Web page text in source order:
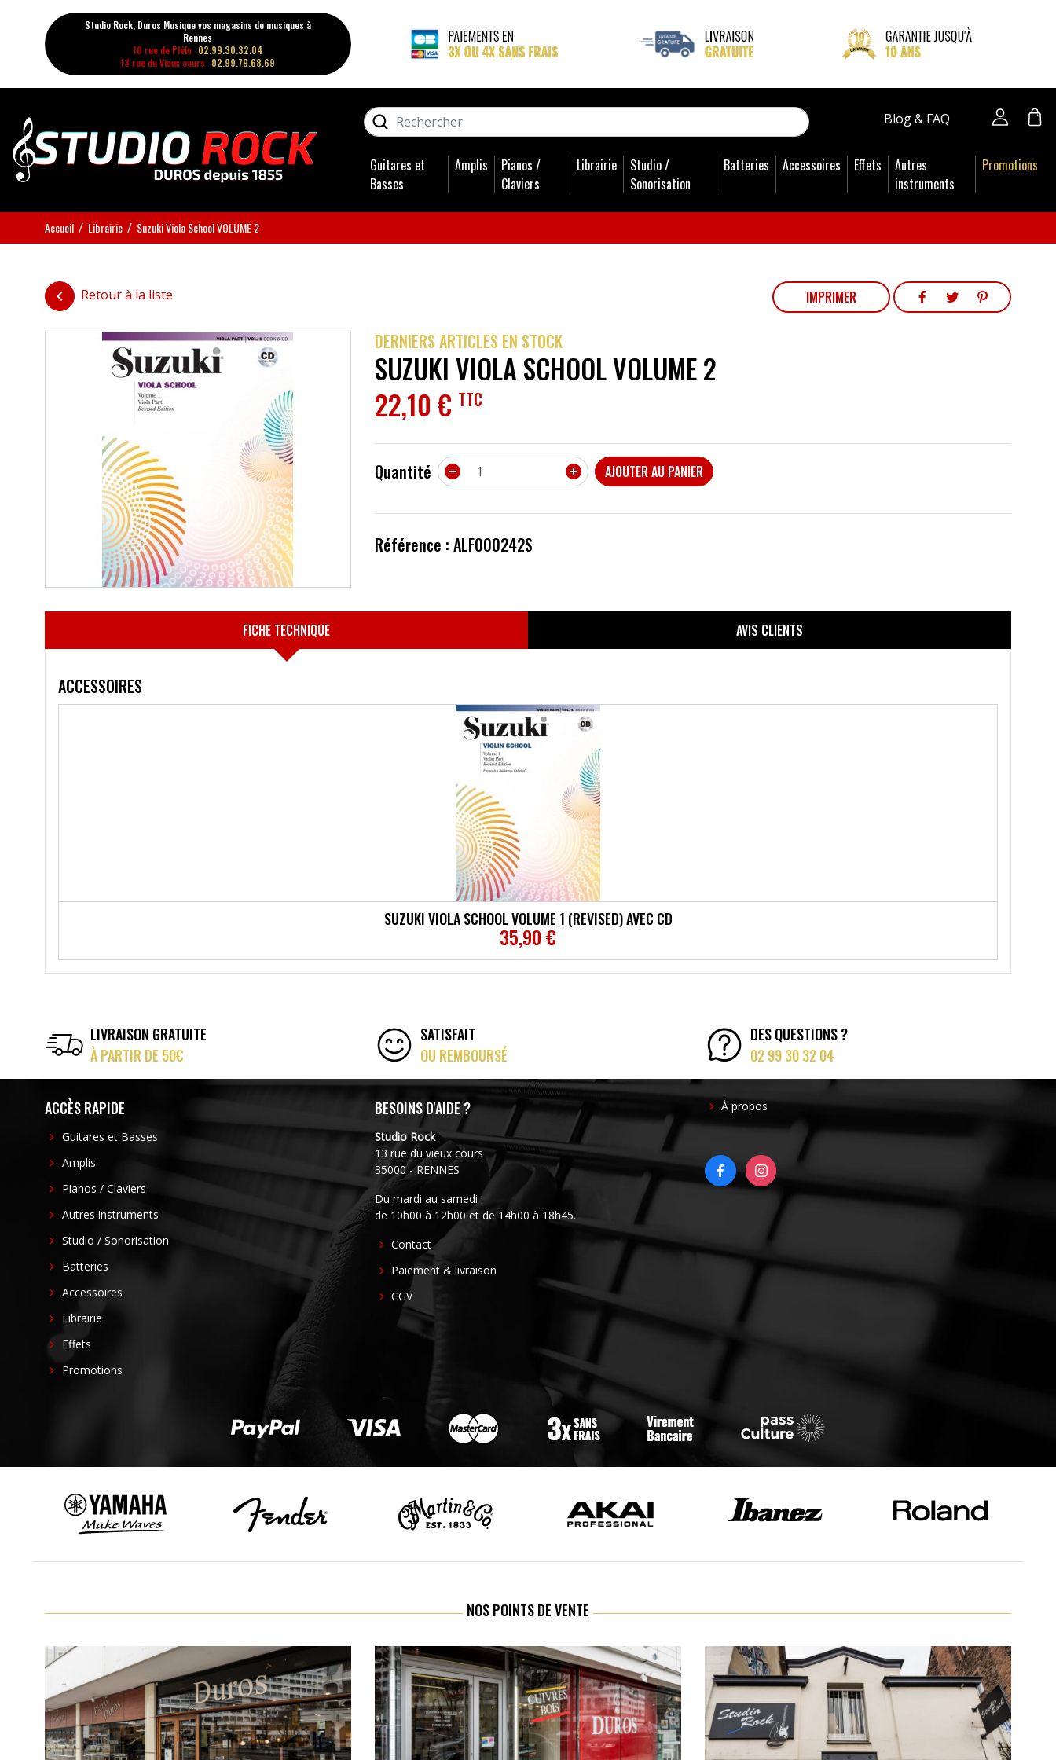
Studio Rock, Duros Musique vos magasins de musiques à
Rennes
10 rue de Plélo 02.99.30.32.04
13 rue du Vieux cours 02.99.79.68.69
RECHERCHER Blog & FAQ
Guitares et
Basses
Amplis
Pianos /
Claviers
Librairie
Studio /
Sonorisation
Batteries Accessoires Effets
Autres
instruments
Promotions
Accueil Librairie Suzuki Viola School VOLUME 2
 Retour à la liste IMPRIMER PARTAGER
PARTAGER
TWEET PINTEREST
DERNIERS ARTICLES EN STOCK
SUZUKI VIOLA SCHOOL VOLUME 2
22,10 € TTC
Quantité   AJOUTER AU PANIER
Référence : ALF000242S
FICHE TECHNIQUE AVIS CLIENTS
ACCESSOIRES
SUZUKI VIOLA SCHOOL VOLUME 1 (REVISED) AVEC CD
35,90 €
LIVRAISON GRATUITE
À PARTIR DE 50€
SATISFAIT
OU REMBOURSÉ
DES QUESTIONS ?
02 99 30 32 04
ACCÈS RAPIDE
Guitares et Basses
Amplis
Pianos / Claviers
Autres instruments
Studio / Sonorisation
Batteries
Accessoires
Librairie
Effets
Promotions
BESOINS D'AIDE ?
Studio Rock
13 rue du vieux cours
35000 - RENNES
Du mardi au samedi :
de 10h00 à 12h00 et de 14h00 à 18h45.
FOOTER
CENTER
Contact
Paiement & livraison
CGV
FOOTER
RIGHT
À propos
FACEBOOKINSTAGRAM
NOS POINTS DE VENTE
GUITARES ET BASSES
AMPLIS
PIANOS / CLAVIERS
ACCESSOIRES
AUTRES INSTRUMENTS
PROMOTIONS